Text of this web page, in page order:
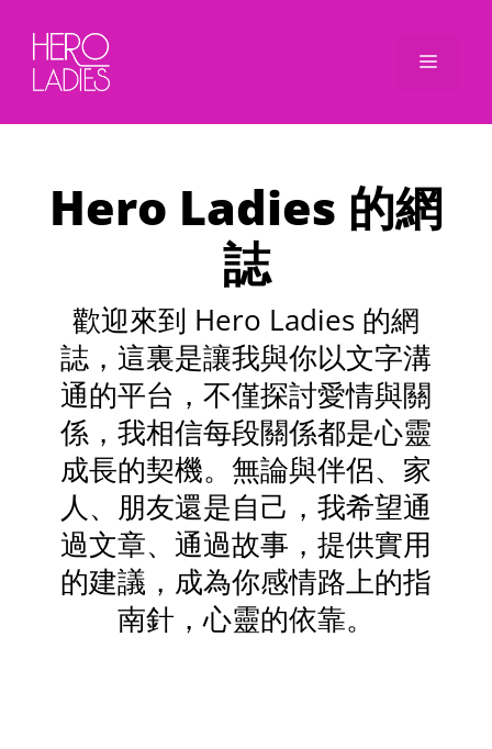
content
Menu
Hero Ladies 的網
誌
歡迎來到 Hero Ladies 的網
誌，這裏是讓我與你以文字溝
通的平台，不僅探討愛情與關
係，我相信每段關係都是心靈
成長的契機。無論與伴侶、家
人、朋友還是自己，我希望通
過文章、通過故事，提供實用
的建議，成為你感情路上的指
南針，心靈的依靠。